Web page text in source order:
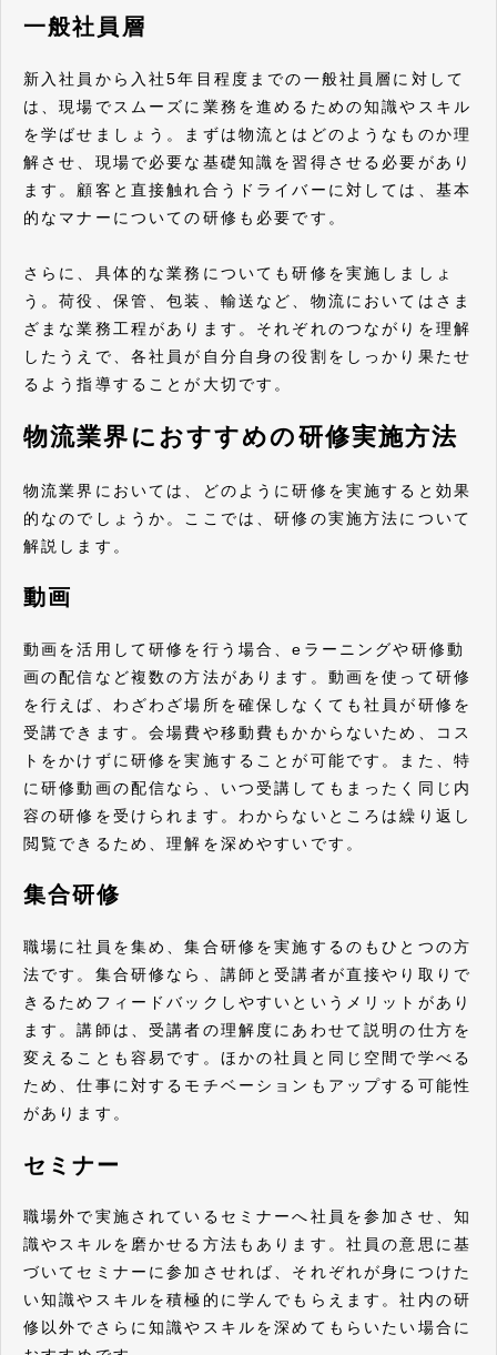
一般社員層
新入社員から入社5年目程度までの一般社員層に対して
は、現場でスムーズに業務を進めるための知識やスキル
を学ばせましょう。まずは物流とはどのようなものか理
解させ、現場で必要な基礎知識を習得させる必要があり
ます。顧客と直接触れ合うドライバーに対しては、基本
的なマナーについての研修も必要です。
さらに、具体的な業務についても研修を実施しましょ
う。荷役、保管、包装、輸送など、物流においてはさま
ざまな業務工程があります。それぞれのつながりを理解
したうえで、各社員が自分自身の役割をしっかり果たせ
るよう指導することが大切です。
物流業界におすすめの研修実施方法
物流業界においては、どのように研修を実施すると効果
的なのでしょうか。ここでは、研修の実施方法について
解説します。
動画
動画を活用して研修を行う場合、eラーニングや研修動
画の配信など複数の方法があります。動画を使って研修
を行えば、わざわざ場所を確保しなくても社員が研修を
受講できます。会場費や移動費もかからないため、コス
トをかけずに研修を実施することが可能です。また、特
に研修動画の配信なら、いつ受講してもまったく同じ内
容の研修を受けられます。わからないところは繰り返し
閲覧できるため、理解を深めやすいです。
集合研修
職場に社員を集め、集合研修を実施するのもひとつの方
法です。集合研修なら、講師と受講者が直接やり取りで
きるためフィードバックしやすいというメリットがあり
ます。講師は、受講者の理解度にあわせて説明の仕方を
変えることも容易です。ほかの社員と同じ空間で学べる
ため、仕事に対するモチベーションもアップする可能性
があります。
セミナー
職場外で実施されているセミナーへ社員を参加させ、知
識やスキルを磨かせる方法もあります。社員の意思に基
づいてセミナーに参加させれば、それぞれが身につけた
い知識やスキルを積極的に学んでもらえます。社内の研
修以外でさらに知識やスキルを深めてもらいたい場合に